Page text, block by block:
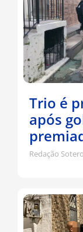
Trio é
após
Redação